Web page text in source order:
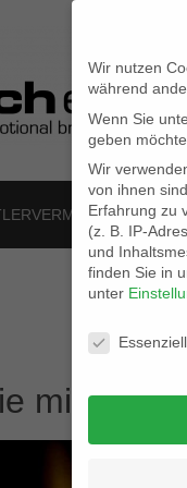
mit viel
Wir nutzen
während
Wenn Sie
geben
Wir
von ihnen
Erfahrung zu
(z. B. IP-
und
finden Sie in
unter
Essenziell